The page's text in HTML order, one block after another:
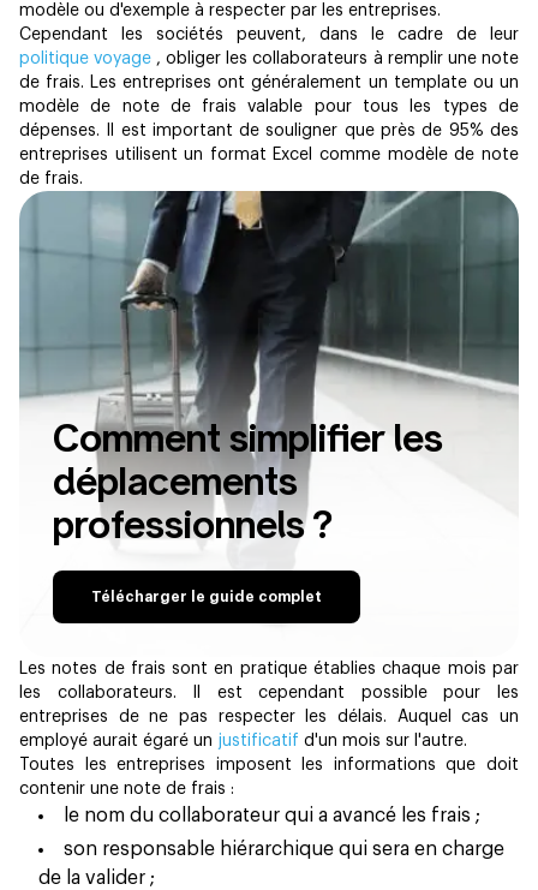
modèle ou d'exemple à respecter par les entreprises.
Cependant les sociétés peuvent, dans le cadre de leur
politique voyage , obliger les collaborateurs à remplir une note
de frais. Les entreprises ont généralement un template ou un
modèle de note de frais valable pour tous les types de
dépenses. Il est important de souligner que près de 95% des
entreprises utilisent un format Excel comme modèle de note
de frais.
Comment simplifier les
déplacements
professionnels ?
Télécharger le guide complet
Les notes de frais sont en pratique établies chaque mois par
les collaborateurs. Il est cependant possible pour les
entreprises de ne pas respecter les délais. Auquel cas un
employé aurait égaré un justificatif d'un mois sur l'autre.
Toutes les entreprises imposent les informations que doit
contenir une note de frais :
le nom du collaborateur qui a avancé les frais ;
son responsable hiérarchique qui sera en charge
de la valider ;